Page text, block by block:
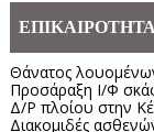
Θάνατος
Προσάραξη Ι/Φ
Δ/Ρ πλοίου στην
Διακομιδές